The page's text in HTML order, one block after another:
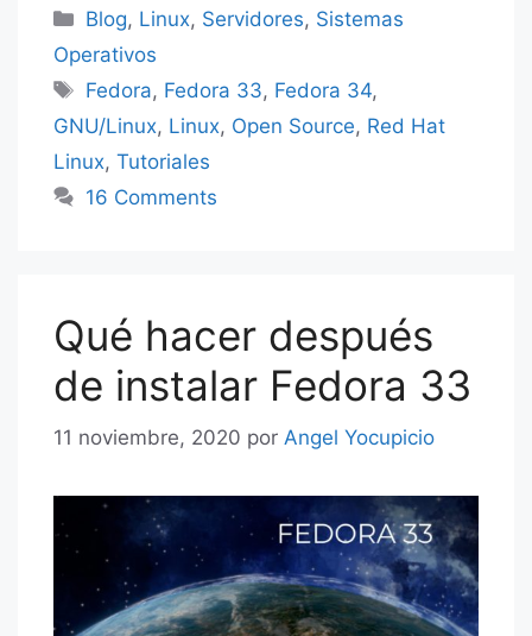
er
Categorías
Blog, Linux, Servidores, Sistemas
Operativos
Etiquetas
Fedora, Fedora 33, Fedora 34,
GNU/Linux, Linux, Open Source, Red Hat
Linux, Tutoriales
16 Comments
Qué hacer después
de instalar Fedora 33
11 noviembre, 2020 por Angel Yocupicio